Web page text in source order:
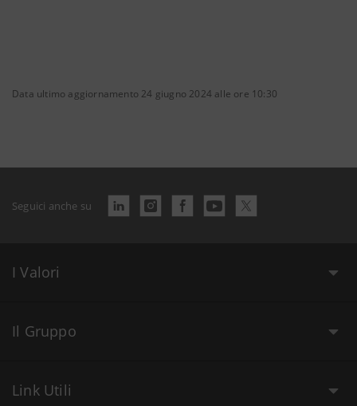
Data ultimo aggiornamento 24 giugno 2024 alle ore 10:30
Seguici anche su
I Valori
Il Gruppo
Link Utili